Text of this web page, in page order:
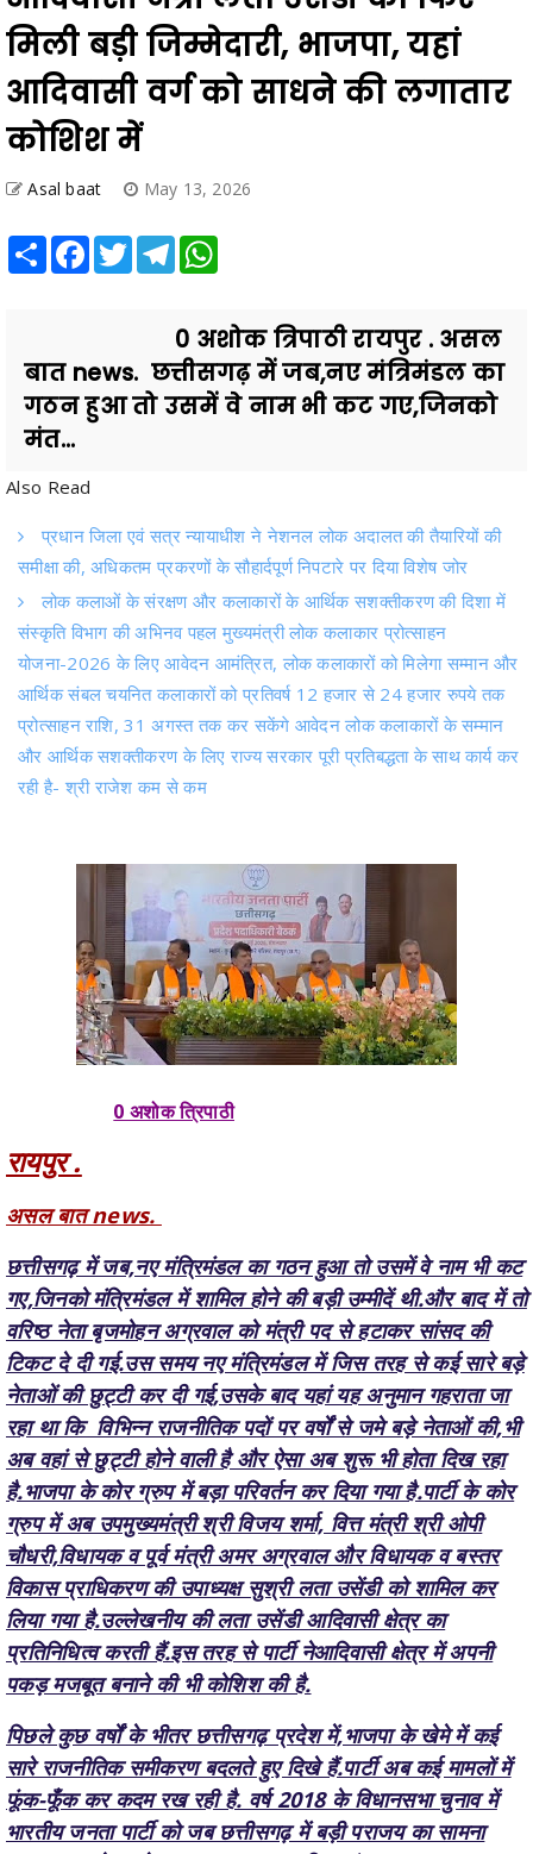
आदिवासी वर्ग को साधने की लगातार
कोशिश में
Asal baat May 13, 2026
0 अशोक त्रिपाठी रायपुर . असल
गठन हुआ तो उसमें वे नाम भी कट गए,जिनको
मंत...
Also Read
समीक्षा की, अधिकतम प्रकरणों के सौहार्दपूर्ण निपटारे पर दिया विशेष जोर
लोक कलाओं के संरक्षण और कलाकारों के आर्थिक सशक्तीकरण की दिशा में
संस्कृति विभाग की अभिनव पहल मुख्यमंत्री लोक कलाकार प्रोत्साहन
योजना-2026 के लिए आवेदन आमंत्रित, लोक कलाकारों को मिलेगा सम्मान और
आर्थिक संबल चयनित कलाकारों को प्रतिवर्ष 12 हजार से 24 हजार रुपये तक
प्रोत्साहन राशि, 31 अगस्त तक कर सकेंगे आवेदन लोक कलाकारों के सम्मान
और आर्थिक सशक्तीकरण के लिए राज्य सरकार पूरी प्रतिबद्धता के साथ कार्य कर
रही है- श्री राजेश कम से कम
0 अशोक त्रिपाठी
असल बात news.
गए,जिनको मंत्रिमंडल में शामिल होने की बड़ी उम्मीदें थी.और बाद में तो
वरिष्ठ नेता बृजमोहन अग्रवाल को मंत्री पद से हटाकर सांसद की
टिकट दे दी गई.उस समय नए मंत्रिमंडल में जिस तरह से कई सारे बड़े
नेताओं की छुट्टी कर दी गई,उसके बाद यहां यह अनुमान गहराता जा
रहा था कि विभिन्न राजनीतिक पदों पर वर्षों से जमे बड़े नेताओं की,भी
अब वहां से छुट्टी होने वाली है और ऐसा अब शुरू भी होता दिख रहा
है.भाजपा के कोर ग्रुप में बड़ा परिवर्तन कर दिया गया है.पार्टी के कोर
ग्रुप में अब उपमुख्यमंत्री श्री विजय शर्मा, वित्त मंत्री श्री ओपी
चौधरी,विधायक व पूर्व मंत्री अमर अग्रवाल और विधायक व बस्तर
विकास प्राधिकरण की उपाध्यक्ष सुश्री लता उसेंडी को शामिल कर
लिया गया है.उल्लेखनीय की लता उसेंडी आदिवासी क्षेत्र का
प्रतिनिधित्व करती हैं.इस तरह से पार्टी नेआदिवासी क्षेत्र में अपनी
पकड़ मजबूत बनाने की भी कोशिश की है.
पिछले कुछ वर्षों के भीतर छत्तीसगढ़ प्रदेश में,भाजपा के खेमे में कई
सारे राजनीतिक समीकरण बदलते हुए दिखे हैं.पार्टी अब कई मामलों में
फूंक-फूँक कर कदम रख रही है. वर्ष 2018 के विधानसभा चुनाव में
भारतीय जनता पार्टी को जब छत्तीसगढ़ में बड़ी पराजय का सामना
करना पड़ा तो उसके बाद समझ आ गया कि यहां कुछ ना कुछ गड़बड़
है और उसके लिए पार्टी के भीतर भी कुछ जिम्मेदारियां हैं.इसके बाद